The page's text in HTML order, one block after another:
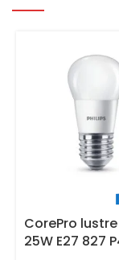
CorePro
25W E27 827